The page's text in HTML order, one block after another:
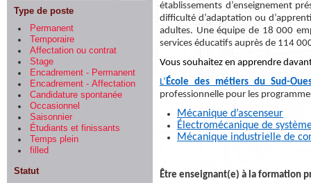
Type de poste
Permanent
Temporaire
Affectation ou contrat
Stage
Encadrement - Permanent
Encadrement - Affectation
Candidature spontanée
Occasionnel
Saisonnier
Étudiants et finissants
Temps plein
filled
Statut
établissements d’enseignement
difficulté d’adaptation ou
adultes. Une équipe de 18 000
services éducatifs auprès de 114
Vous souhaitez en apprendre
L’École des métiers du Sud-
professionnelle pour les
Mécanique d’ascenseur
Électromécanique de
Mécanique industrielle de
Être enseignant(e) à la formation